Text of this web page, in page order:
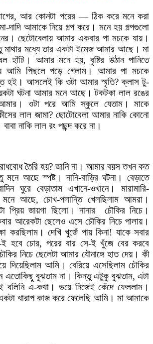
আর কোনটা পরের — ঠিক করে মনে করা
দাদি আমাকে নিয়ে গল্প করে। মনে হয় গল্পগুলো
ছেটোবেলায় আমার একবার পা মচকে যায়।
মাথার মধ্যে তার একটা ইমেজ আমার আছে। মা
আমার মনে হয়, বৃষ্টির উঠান পানিতে
আমি পিছলে পড়ে গেলাম। আমার পা মচকে
হই। আসলেই কি ওটা আমার স্মৃতি? ক্লাস টু-
ঘটনা আমার মনে আছে। টকটকা লাল রঙের
ওটা পরে আমি স্কুলে যেতাম। মাকে
লাল জামা? ছোটোবেলা আমার নাকি কোনো
নাকি লাল রং পছন্দ করে না।
তৈরি হয়? জানি না। আমার বয়স তখন কত
আছে স্পষ্ট। নানি-বাড়ির ঘটনা। বেড়াতে
ঘুরে বেড়াতাম এখানে-ওখানে। মারামারি-
মনে আছে, চোখ-পলান্তি খেলছিলাম আমরা।
প্রিয় জায়গা ছিলো। নানার চৌকির নিচে।
আরেকটা ছেলেও এসে চৌকির নিচে পালায়।
করছিলাম। দেখি খুজেঁ পায় কিনা! যাকে সবার
হবে চোর, পরের বার সে-ই খুঁজে বের করবে
নিচে ছেলেটা আমার যৌনাঙ্গে হাত দেয়। কী
দিয়েছিলাম আমি। বেরিয়ে এসেছিলাম চৌকির
এতোকিছু বুঝতাম না। কিন্তু এটুকু বুঝতাম, এটা
বলিনি এ-কথা। ভয়ে নিজেই কেঁদে ফেললাম।
খারাপ কাজ করে ফেলেছি আমি। মা আমাকে